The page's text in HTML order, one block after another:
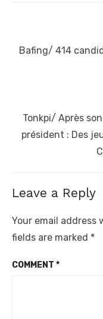
navigation
Previous
Bafing/ 414
Next
post:
Tonkpi/ Après
président : Des
Leave a Reply
Your email address
fields are marked *
COMMENT *